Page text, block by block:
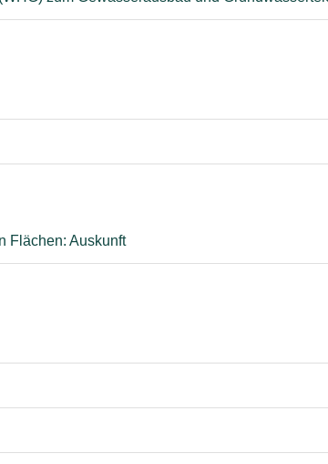
Flächen: Auskunft